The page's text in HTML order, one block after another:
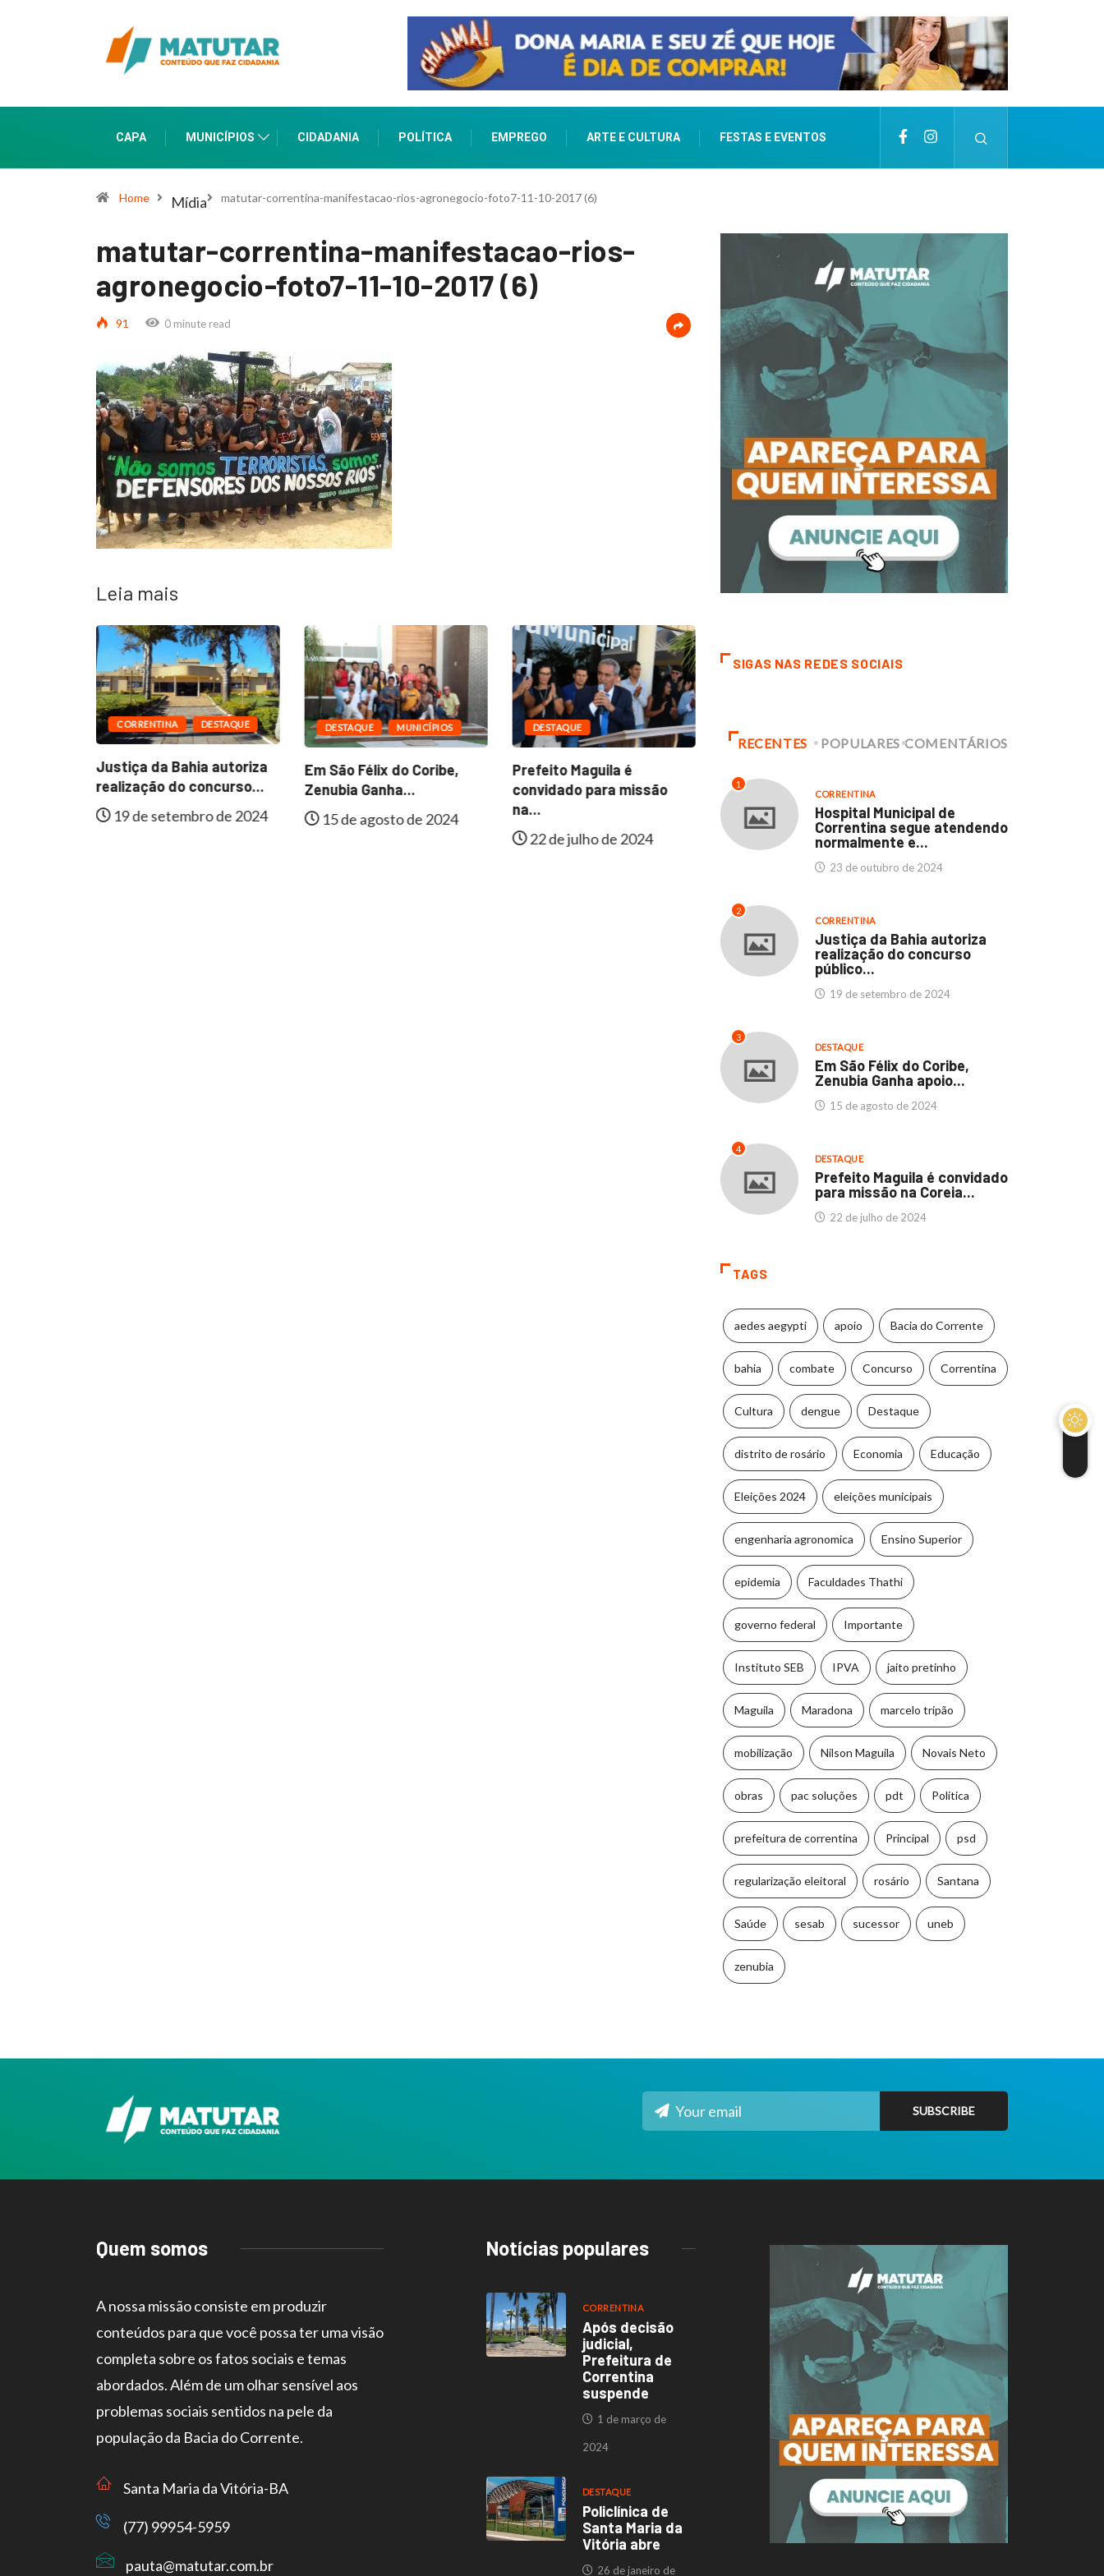
CAPA MUNICÍPIOS CIDADANIA POLÍTICA EMPREGO ARTE E CULTURA FESTAS E EVENTOS
Home Mídia matutar-correntina-manifestacao-rios-agronegocio-foto7-11-10-2017 (6)
matutar-correntina-manifestacao-rios-
agronegocio-foto7-11-10-2017 (6)
91 0 minute read
Leia mais
CORRENTINA DESTAQUE
Justiça da Bahia autoriza
realização do concurso...
19 de setembro de 2024
DESTAQUE MUNICÍPIOS
Em São Félix do Coribe,
Zenubia Ganha...
15 de agosto de 2024
DESTAQUE
Prefeito Maguila é
convidado para missão
na...
22 de julho de 2024
CORRENTINA DESTAQUE
Faculdades Thathi e
Instituto SEB: Um marco...
11 de abril de 2024
CORRENTINA
Correntina segue
atendendo
SIGAS NAS REDES SOCIAIS
RECENTES POPULARES COMENTÁRIOS
1
CORRENTINA
Hospital Municipal de
Correntina segue atendendo
normalmente e...
23 de outubro de 2024
2
CORRENTINA
Justiça da Bahia autoriza
realização do concurso
público...
19 de setembro de 2024
3
DESTAQUE
Em São Félix do Coribe,
Zenubia Ganha apoio...
15 de agosto de 2024
4
DESTAQUE
Prefeito Maguila é convidado
para missão na Coreia...
22 de julho de 2024
TAGS
aedes aegypti apoio Bacia do Corrente
bahia combate Concurso Correntina
Cultura dengue Destaque
distrito de rosário Economia Educação
Eleições 2024 eleições municipais
engenharia agronomica Ensino Superior
epidemia Faculdades Thathi
governo federal Importante
Instituto SEB IPVA jaito pretinho
Maguila Maradona marcelo tripão
mobilização Nilson Maguila Novais Neto
obras pac soluções pdt Política
prefeitura de correntina Principal psd
regularização eleitoral rosário Santana
Saúde sesab sucessor uneb
zenubia
Quem somos
A nossa missão consiste em produzir
conteúdos para que você possa ter uma visão
completa sobre os fatos sociais e temas
abordados. Além de um olhar sensível aos
problemas sociais sentidos na pele da
população da Bacia do Corrente.
Santa Maria da Vitória-BA
(77) 99954-5959
pauta@matutar.com.br
Notícias populares
CORRENTINA
Após decisão
judicial,
Prefeitura de
Correntina
suspende
1 de março de
2024
DESTAQUE
Policlínica de
Santa Maria da
Vitória abre
26 de janeiro de